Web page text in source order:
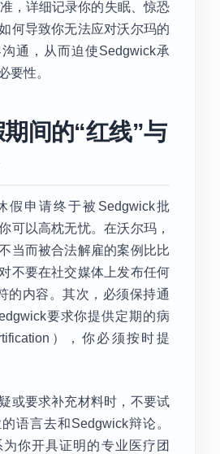
，详细记录你的失眠、惊恐
何导致你无法应对沃尔玛的
通，从而迫使Sedgwick承
要性。
间的“红线”与
假申请终于被Sedgwick批
可以高枕无忧。在沃尔玛，
当而被合法解雇的案例比比
不要在社交媒体上发布任何
的内容。其次，必须保持通
要求你提供定期的病
），你必须按时提
或要求补充材料时，不要试
语言去和Sedgwick辩论。
你开具证明的专业医疗团